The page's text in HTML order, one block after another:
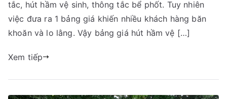
hầm
cầu
huyện
Can
Tĩnh.
tắc, hút hầm vệ sinh, thông tắc bể phốt. Tuy nhiên
việc đưa ra 1 bảng giá khiến nhiều khách hàng băn
khoăn và lo lằng. Vậy bảng giá hút hầm vệ […]
Xem tiếp